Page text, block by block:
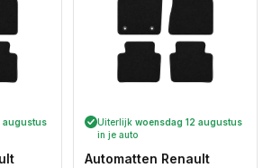
augustus
Uiterlijk woensdag 12 augustus
in je auto
Automatten Renault